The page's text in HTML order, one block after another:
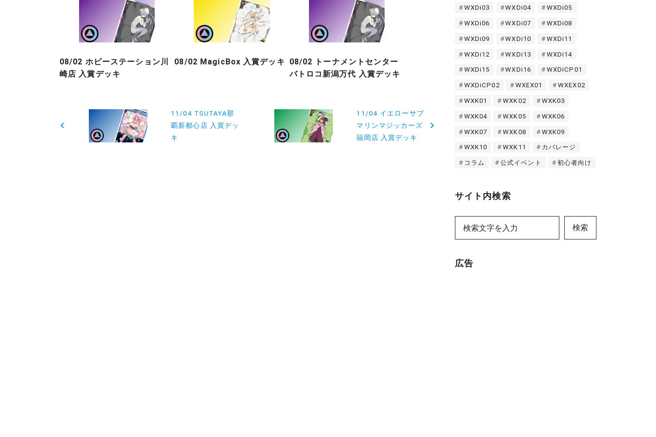
08/02 ホビーステーション川
崎店 入賞デッキ
08/02 MagicBox 入賞デッキ
08/02 トーナメントセンター
バトロコ新潟万代 入賞デッキ
稿
11/04 TSUTAYA那
覇新都心店 入賞デッ
キ
11/04 イエローサブ
マリンマジッカーズ
福岡店 入賞デッキ
WXDi03 WXDi04 WXDi05
WXDi06 WXDi07 WXDi08
WXDi09 WXDi10 WXDi11
WXDi12 WXDi13 WXDi14
WXDi15 WXDi16 WXDiCP01
WXDiCP02 WXEX01 WXEX02
WXK01 WXK02 WXK03
WXK04 WXK05 WXK06
WXK07 WXK08 WXK09
WXK10 WXK11 カバレージ
コラム 公式イベント 初心者向け
サイト内検索
検索
広告